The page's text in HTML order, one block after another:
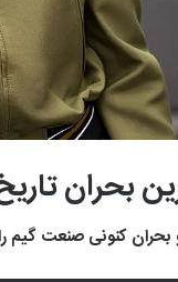
بحران
کنونی صنعت گیم را